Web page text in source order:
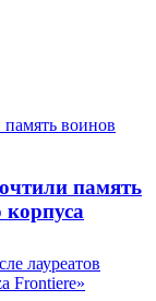
память
корпуса